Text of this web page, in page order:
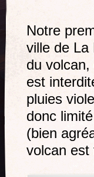
Notre
ville de La
du volcan,
est
pluies
donc
(bien
volcan est